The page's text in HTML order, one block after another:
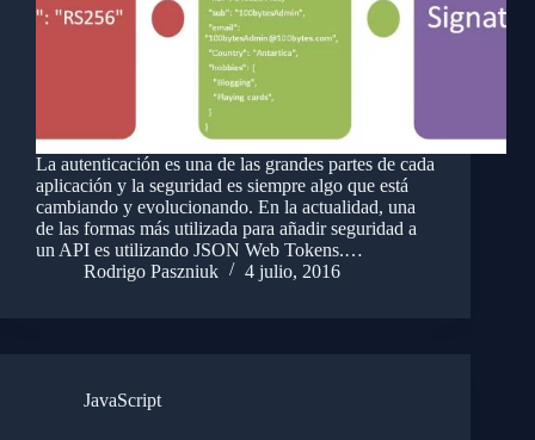
La autenticación es una de las grandes partes de cada
aplicación y la seguridad es siempre algo que está
cambiando y evolucionando. En la actualidad, una
de las formas más utilizada para añadir seguridad a
un API es utilizando JSON Web Tokens.…
Rodrigo Paszniuk
4 julio, 2016
JavaScript